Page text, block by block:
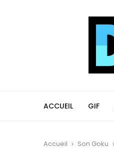
ACCUEIL GIF
Accueil Son Goku